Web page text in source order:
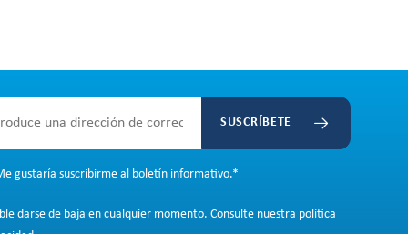
SUSCRÍBETE
gustaría suscribirme al boletín informativo.*
darse de baja en cualquier momento. Consulte nuestra política